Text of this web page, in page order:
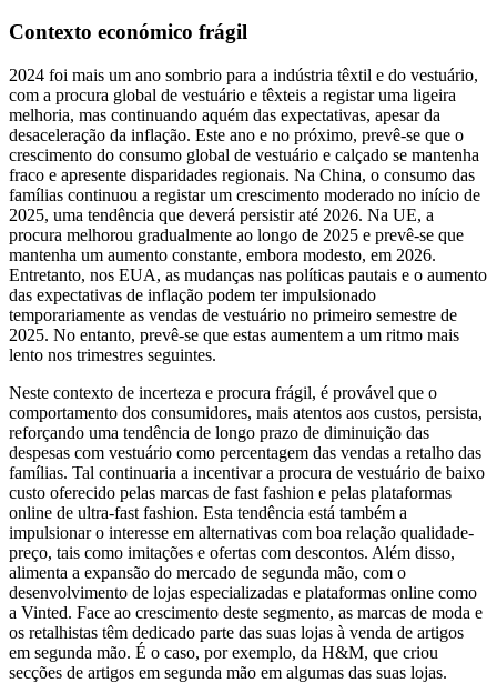
Contexto económico frágil
2024 foi mais um ano sombrio para a indústria têxtil e do vestuário,
com a procura global de vestuário e têxteis a registar uma ligeira
melhoria, mas continuando aquém das expectativas, apesar da
desaceleração da inflação. Este ano e no próximo, prevê-se que o
crescimento do consumo global de vestuário e calçado se mantenha
fraco e apresente disparidades regionais. Na China, o consumo das
famílias continuou a registar um crescimento moderado no início de
2025, uma tendência que deverá persistir até 2026. Na UE, a
procura melhorou gradualmente ao longo de 2025 e prevê-se que
mantenha um aumento constante, embora modesto, em 2026.
Entretanto, nos EUA, as mudanças nas políticas pautais e o aumento
das expectativas de inflação podem ter impulsionado
temporariamente as vendas de vestuário no primeiro semestre de
2025. No entanto, prevê-se que estas aumentem a um ritmo mais
lento nos trimestres seguintes.
Neste contexto de incerteza e procura frágil, é provável que o
comportamento dos consumidores, mais atentos aos custos, persista,
reforçando uma tendência de longo prazo de diminuição das
despesas com vestuário como percentagem das vendas a retalho das
famílias. Tal continuaria a incentivar a procura de vestuário de baixo
custo oferecido pelas marcas de fast fashion e pelas plataformas
online de ultra-fast fashion. Esta tendência está também a
impulsionar o interesse em alternativas com boa relação qualidade-
preço, tais como imitações e ofertas com descontos. Além disso,
alimenta a expansão do mercado de segunda mão, com o
desenvolvimento de lojas especializadas e plataformas online como
a Vinted. Face ao crescimento deste segmento, as marcas de moda e
os retalhistas têm dedicado parte das suas lojas à venda de artigos
em segunda mão. É o caso, por exemplo, da H&M, que criou
secções de artigos em segunda mão em algumas das suas lojas.